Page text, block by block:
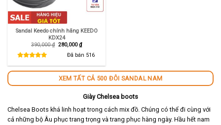
Sandal Keedo chính hãng KEEDO
KDX24
390,000₫ Giá
280,000₫Giá
hiện
tại
Đã bán 516
XEM TẤT CẢ 500 ĐÔI SANDAL NAM
Giày Chelsea boots
Chelsea Boots khá linh hoạt trong cách mix đồ. Chúng có thể đi cùng với
cả những bộ Âu phục trang trọng và trang phục hàng ngày. Hầu hết nam